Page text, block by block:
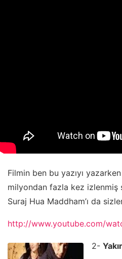
Filmin ben bu yazıyı
milyondan fazla kez izlenmiş
Suraj Hua Maddham’ı da
http://www.youtube.com/
2-